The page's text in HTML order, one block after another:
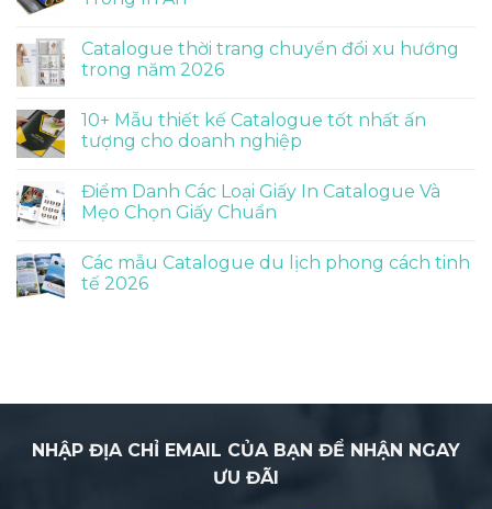
Catalogue thời trang chuyển đổi xu hướng
trong năm 2026
10+ Mẫu thiết kế Catalogue tốt nhất ấn
tượng cho doanh nghiệp
Điểm Danh Các Loại Giấy In Catalogue Và
Mẹo Chọn Giấy Chuẩn
Các mẫu Catalogue du lịch phong cách tinh
tế 2026
NHẬP ĐỊA CHỈ EMAIL CỦA BẠN ĐỂ NHẬN NGAY
ƯU ĐÃI